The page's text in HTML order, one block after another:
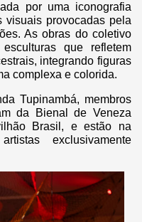
por uma iconografia
visuais provocadas pela
As obras do coletivo
que refletem
integrando figuras
complexa e colorida​.
Tupinambá, membros
da Bienal de Veneza
Brasil, e estão na
exclusivamente